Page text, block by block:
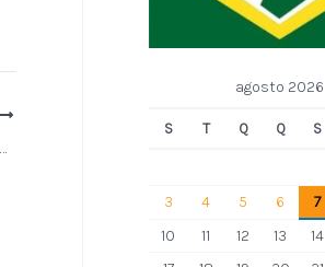
17 anos sem Caymmi: O Poeta do Mar e da Bahia
agosto 2026
S T Q Q S
3
4 5 6 7
10
11 12 13 14